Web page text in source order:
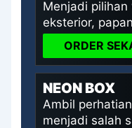
Menjadi
eksterior,
ORDER
NEON BOX
Ambil
menjadi salah